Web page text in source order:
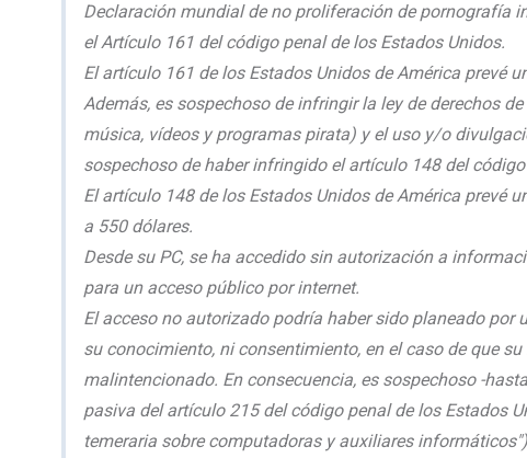
Declaración mundial de no proliferación de pornografía
el Artículo 161 del código penal de los Estados Unidos.
El artículo 161 de los Estados Unidos de América prevé
Además, es sospechoso de infringir la ley de derechos
música, vídeos y programas pirata) y el uso y/o
sospechoso de haber infringido el artículo 148 del
El artículo 148 de los Estados Unidos de América prevé
a 550 dólares.
Desde su PC, se ha accedido sin autorización a
para un acceso público por internet.
El acceso no autorizado podría haber sido planeado
su conocimiento, ni consentimiento, en el caso de que
malintencionado. En consecuencia, es sospechoso -
pasiva del artículo 215 del código penal de los Estados
temeraria sobre computadoras y auxiliares